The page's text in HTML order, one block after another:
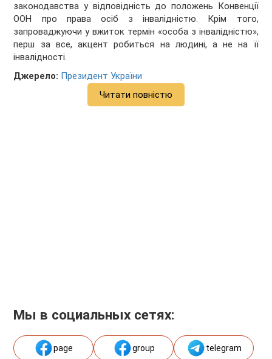
законодавства у відповідність до положень Конвенції
ООН про права осіб з інвалідністю. Крім того,
запроваджуючи у вжиток термін «особа з інвалідністю»,
перш за все, акцент робиться на людині, а не на її
інвалідності.
Джерело: Президент України
Читати повністю
Мы в социальных сетях:
page group telegram